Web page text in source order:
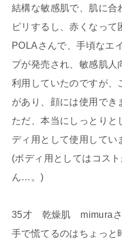
結構な敏感肌で、肌に合
ピリするし、赤くなって
POLAさんで、手頃なエ
プが発売され、敏感肌人
利用していたのですが、
があり、顔には使用でき
ただ、本当にしっとりと
ディ用として使用してい
(ボディ用としてはコス
ん…。)
35才 乾燥肌 mimura
手で慌てるのはちょっと